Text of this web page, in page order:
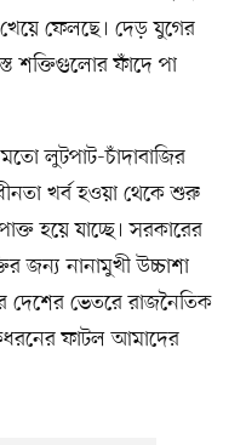
ফেলছে। দেড় যুগের
শক্তিগুলোর ফাঁদে পা
লুটপাট-চাঁদাবাজির
খর্ব হওয়া থেকে শুরু
হয়ে যাচ্ছে। সরকারের
জন্য নানামুখী উচ্চাশা
দেশের ভেতরে রাজনৈতিক
ফাটল আমাদের